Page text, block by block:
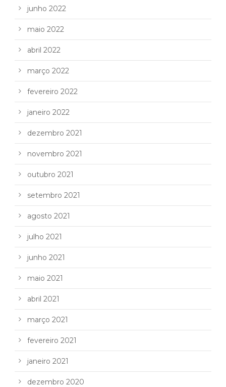
junho 2022
maio 2022
abril 2022
março 2022
fevereiro 2022
janeiro 2022
dezembro 2021
novembro 2021
outubro 2021
setembro 2021
agosto 2021
julho 2021
junho 2021
maio 2021
abril 2021
março 2021
fevereiro 2021
janeiro 2021
dezembro 2020